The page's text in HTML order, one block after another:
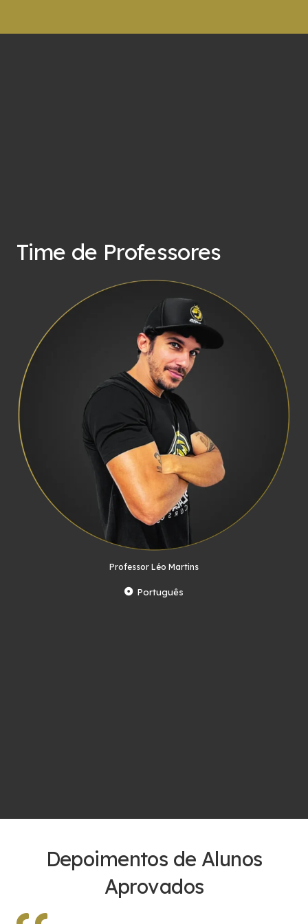
Time de Professores
Professor Léo Martins
Português
Depoimentos de Alunos
Aprovados